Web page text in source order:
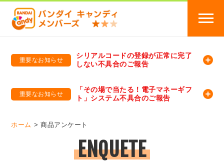
重要なお知らせ
シリアルコードの登録が正常に完了
しない不具合のご報告
重要なお知らせ
「その場で当たる！電子マネーギフ
ト」システム不具合のご報告
ホーム 商品アンケート
ENQUETE